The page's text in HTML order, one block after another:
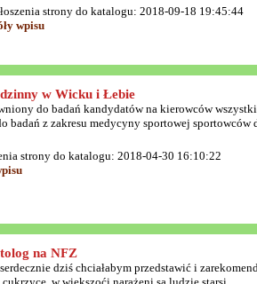
strony do katalogu: 2018-09-18 19:45:44
wpisu
w Wicku i Łebie
do badań kandydatów na kierowców
badań z zakresu medycyny sportowej
strony do katalogu: 2018-04-30 16:10:22
na NFZ
dziś chciałabym przedstawić i